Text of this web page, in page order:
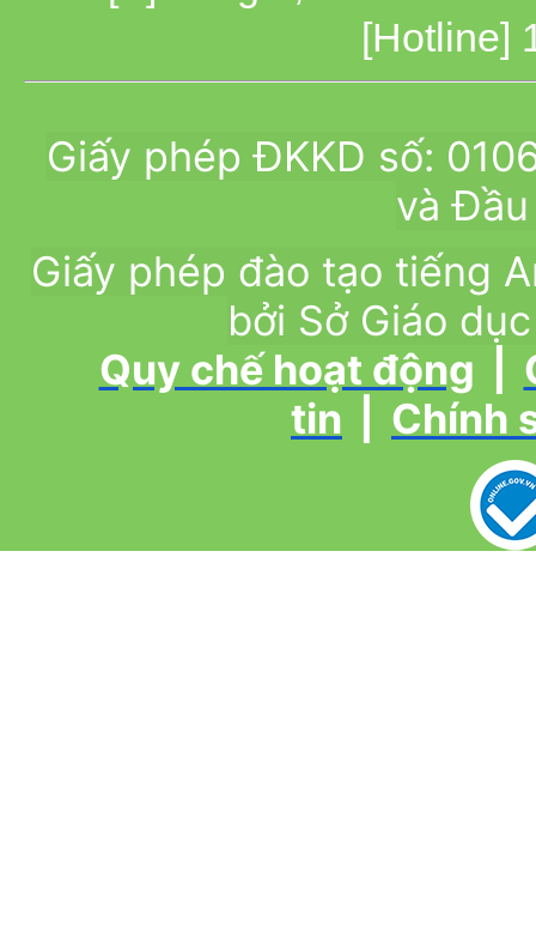
[Hotline]
Giấy phép ĐKKD số:
và
Giấy phép đào tạo tiếng
bởi Sở Giáo
Quy chế hoạt động
tin
Chính